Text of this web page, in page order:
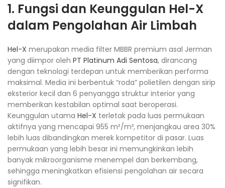
1. Fungsi dan Keunggulan Hel-X
dalam Pengolahan Air Limbah
Hel-X merupakan media filter MBBR premium asal Jerman
yang diimpor oleh PT Platinum Adi Sentosa, dirancang
dengan teknologi terdepan untuk memberikan performa
maksimal. Media ini berbentuk “roda” polietilen dengan sirip
eksterior kecil dan 6 penyangga struktur interior yang
memberikan kestabilan optimal saat beroperasi.
Keunggulan utama Hel-X terletak pada luas permukaan
aktifnya yang mencapai 955 m²/m³, menjangkau area 30%
lebih luas dibandingkan merek kompetitor di pasar. Luas
permukaan yang lebih besar ini memungkinkan lebih
banyak mikroorganisme menempel dan berkembang,
sehingga meningkatkan efisiensi pengolahan air secara
signifikan.​